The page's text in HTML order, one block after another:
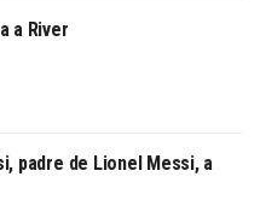
a River
padre de Lionel Messi, a